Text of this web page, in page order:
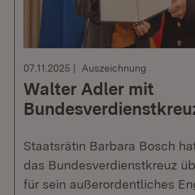
07.11.2025 Auszeichnung
Walter Adler mit
Staatsrätin Barbara Bosch
das Bundesverdienstkreuz
für sein außerordentliches